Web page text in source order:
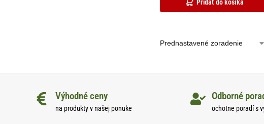
Pridať do košíka
Výhodné ceny
na produkty v našej ponuke
Odborné
ochotne poradí s